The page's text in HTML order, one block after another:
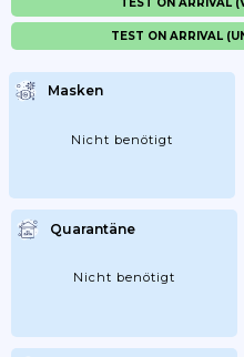
Masken
Nicht benötigt
Quarantäne
Nicht benötigt
TEST ON ARRIVAL